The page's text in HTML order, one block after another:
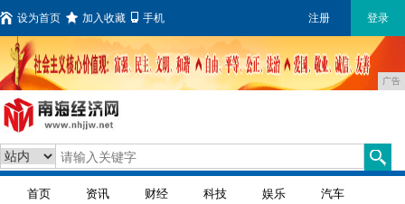
设为首页 加入收藏 手机 注册 登录
广告
首页 资讯 财经 科技 娱乐
汽车